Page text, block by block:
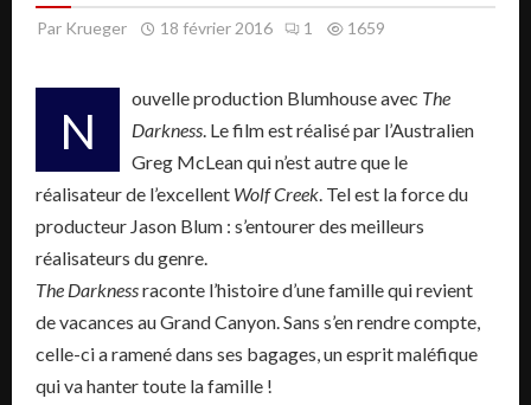
Par Krueger 18 février 2016 1 1659
N
ouvelle production Blumhouseavec The
Darkness. Le film est réalisé par l’Australien
Greg McLeanqui n’est autre que le
réalisateur de l’excellent Wolf Creek. Tel est la force du
producteur Jason Blum : s’entourer des meilleurs
réalisateurs du genre.
The Darknessraconte l’histoire d’une famille qui revient
de vacances au Grand Canyon.Sans s’en rendre compte,
celle-ci a ramené dans ses bagages, un esprit maléfique
qui va hanter toute la famille !